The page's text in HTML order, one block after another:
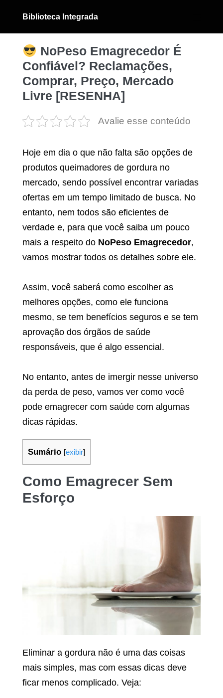
o
conteúdo
Biblioteca Integrada
menu
NoPeso Emagrecedor É
Confiável? Reclamações,
Comprar, Preço, Mercado
Livre [RESENHA]
Avalie esse conteúdo
Hoje em dia o que não falta são opções de
produtos queimadores de gordura no
mercado, sendo possível encontrar variadas
ofertas em um tempo limitado de busca. No
entanto, nem todos são eficientes de
verdade e, para que você saiba um pouco
mais a respeito do NoPeso Emagrecedor,
vamos mostrar todos os detalhes sobre ele.
Assim, você saberá como escolher as
melhores opções, como ele funciona
mesmo, se tem benefícios seguros e se tem
aprovação dos órgãos de saúde
responsáveis, que é algo essencial.
No entanto, antes de imergir nesse universo
da perda de peso, vamos ver como você
pode emagrecer com saúde com algumas
dicas rápidas.
Sumário [exibir]
Como Emagrecer Sem
Esforço
Eliminar a gordura não é uma das coisas
mais simples, mas com essas dicas deve
ficar menos complicado. Veja: